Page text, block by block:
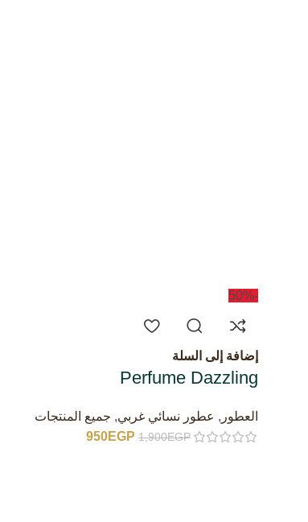
-50%
إضافة إلى السلة
Perfume Dazzling
العطور , عطور نسائي غربي, جميع المنتجات
1,900EGP
950EGP